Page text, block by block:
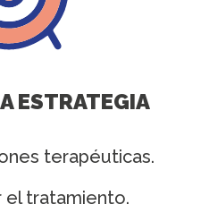
ESTRATEGIA
terapéuticas.
el tratamiento.